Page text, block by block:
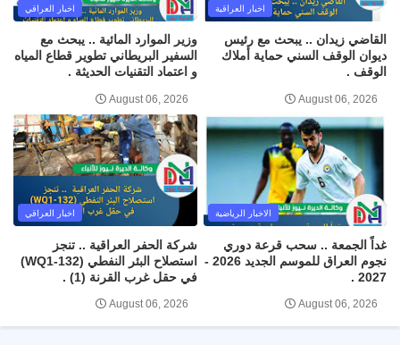
اخبار العراقية
القاضي زيدان .. يبحث مع رئيس
ديوان الوقف السني حماية أملاك
الوقف .
August 06, 2026
اخبار العراقي
وزير الموارد المائية .. يبحث مع
السفير البريطاني تطوير قطاع المياه
و اعتماد التقنيات الحديثة .
August 06, 2026
الاخبار الرياضية
غداً الجمعة .. سحب قرعة دوري
نجوم العراق للموسم الجديد 2026 -
2027 .
August 06, 2026
اخبار العراقي
شركة الحفر العراقية .. تنجز
استصلاح البئر النفطي (WQ1-132)
في حقل غرب القرنة (1) .
August 06, 2026